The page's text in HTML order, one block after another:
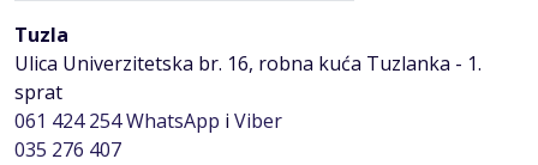
Tuzla
Ulica Univerzitetska br. 16, robna kuća Tuzlanka - 1.
sprat
061 424 254WhatsApp i Viber
035 276 407